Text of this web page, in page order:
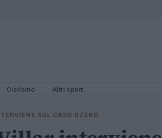
Ciclismo Altri sport
SUL CASO DZEKO